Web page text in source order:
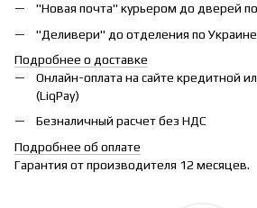
"Новая почта" курьером до дверей
"Деливери" до отделения по Украине
Подробнее о доставке
Онлайн-оплата на сайте кредитной
(LiqPay)
Безналичный расчет без НДС
Подробнее об оплате
Гарантия от производителя 12 месяцев.